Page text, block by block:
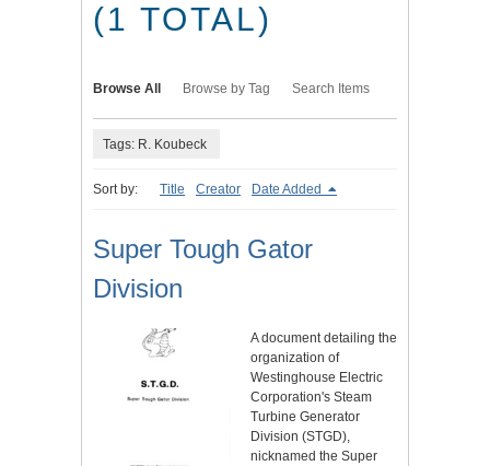
(1 TOTAL)
Browse All Browse by Tag Search Items
Tags: R. Koubeck
Sort by: Title Creator Date Added
Super Tough Gator
Division
A document detailing the
organization of
Westinghouse Electric
Corporation's Steam
Turbine Generator
Division (STGD),
nicknamed the Super